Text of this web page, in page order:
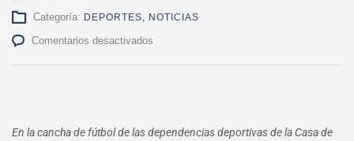
Categoría: DEPORTES, NOTICIAS
Comentarios desactivados
celebró
En la cancha de fútbol de las dependencias deportivas de la Casa de